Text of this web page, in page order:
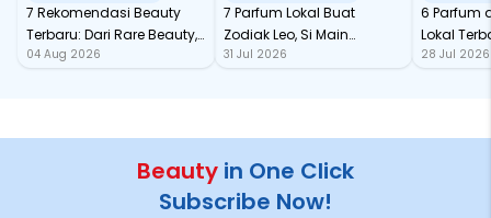
7 Rekomendasi Beauty
Terbaru: Dari Rare Beauty,
Sampai Rhode Skin, Super
04 Aug 2026
7 Parfum Lokal Buat
Zodiak Leo, Si Main
Character yang Selalu
31 Jul 2026
6 Parfum
Lokal
dari
28 Jul 2026
Beauty in One Click
Subscribe Now!